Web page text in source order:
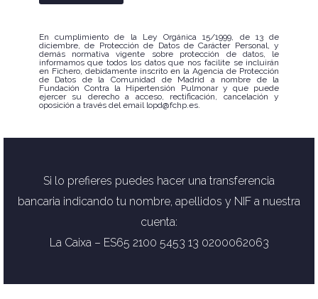
En cumplimiento de la Ley Orgánica 15/1999, de 13 de
diciembre, de Protección de Datos de Carácter Personal, y
demás normativa vigente sobre protección de datos, le
informamos que todos los datos que nos facilite se incluirán
en Fichero, debidamente inscrito en la Agencia de Protección
de Datos de la Comunidad de Madrid a nombre de la
Fundación Contra la Hipertensión Pulmonar y que puede
ejercer su derecho a acceso, rectificación, cancelación y
oposición a través del email lopd@fchp.es.
Si lo prefieres puedes hacer una transferencia
bancaria indicando tu nombre, apellidos y NIF a nuestra
cuenta:
La Caixa – ES65 2100 5453 13 0200062063